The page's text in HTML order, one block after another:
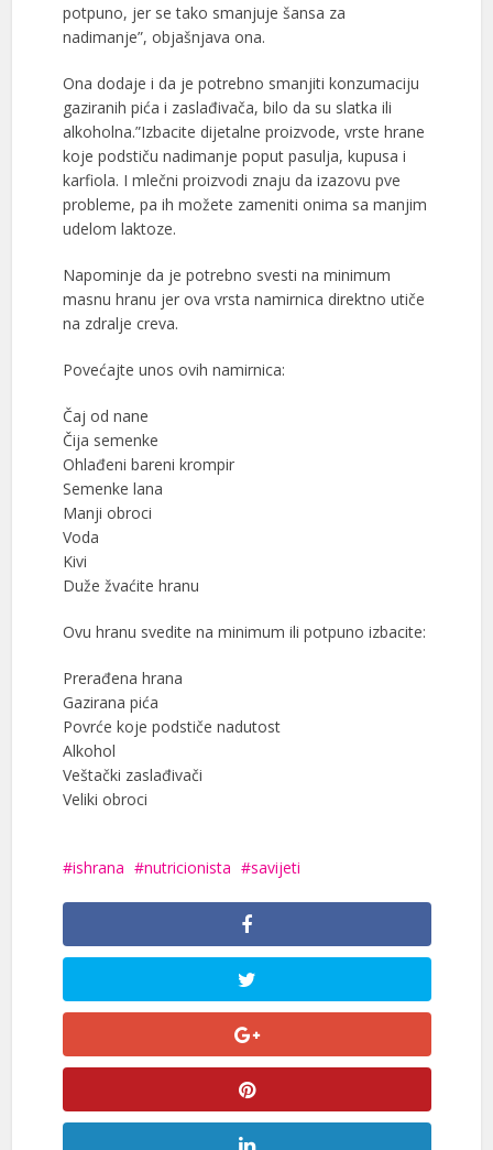
potpuno, jer se tako smanjuje šansa za
nadimanje”, objašnjava ona.
Ona dodaje i da je potrebno smanjiti konzumaciju
gaziranih pića i zaslađivača, bilo da su slatka ili
alkoholna.”Izbacite dijetalne proizvode, vrste hrane
koje podstiču nadimanje poput pasulja, kupusa i
karfiola. I mlečni proizvodi znaju da izazovu pve
probleme, pa ih možete zameniti onima sa manjim
udelom laktoze.
Napominje da je potrebno svesti na minimum
masnu hranu jer ova vrsta namirnica direktno utiče
na zdralje creva.
Povećajte unos ovih namirnica:
Čaj od nane
Čija semenke
Ohlađeni bareni krompir
Semenke lana
Manji obroci
Voda
Kivi
Duže žvaćite hranu
Ovu hranu svedite na minimum ili potpuno izbacite:
Prerađena hrana
Gazirana pića
Povrće koje podstiče nadutost
Alkohol
Veštački zaslađivači
Veliki obroci
ishrana nutricionista savijeti